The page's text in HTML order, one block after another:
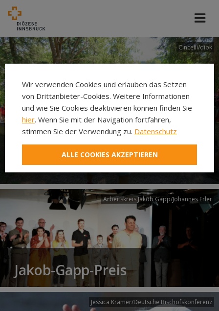
Cincelli/dibk
Neuer Pilgerweg Via
Laudato si’
Arbeitskreis Jakob Gapp/Johannes Erler
Jakob-Gapp-Preis
Jessica Krämer/Deutsche Bischofskonferenz
Wir verwenden Cookies und erlauben das Setzen
von Drittanbieter-Cookies. Weitere Informationen
und wie Sie Cookies deaktivieren können finden Sie
hier. Wenn Sie mit der Navigation fortfahren,
stimmen Sie der Verwendung zu. Datenschutz
ALLE COOKIES AKZEPTIEREN